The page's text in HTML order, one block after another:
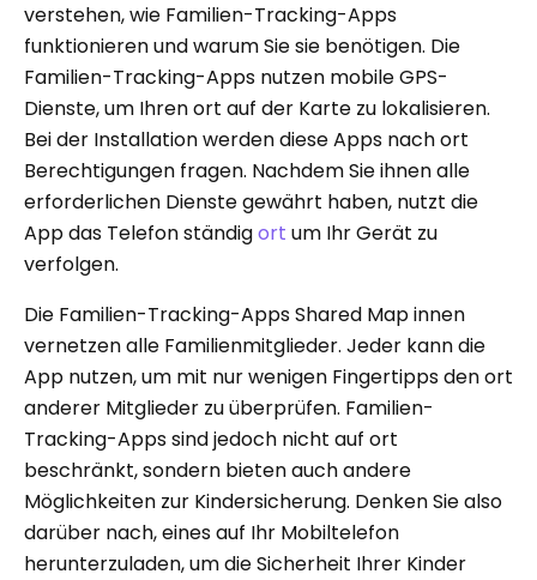
verstehen, wie Familien-Tracking-Apps
funktionieren und warum Sie sie benötigen. Die
Familien-Tracking-Apps nutzen mobile GPS-
Dienste, um Ihren ort auf der Karte zu lokalisieren.
Bei der Installation werden diese Apps nach ort
Berechtigungen fragen. Nachdem Sie ihnen alle
erforderlichen Dienste gewährt haben, nutzt die
App das Telefon ständigort um Ihr Gerät zu
verfolgen.
Die Familien-Tracking-Apps Shared Map innen
vernetzen alle Familienmitglieder. Jeder kann die
App nutzen, um mit nur wenigen Fingertipps den ort
anderer Mitglieder zu überprüfen. Familien-
Tracking-Apps sind jedoch nicht auf ort
beschränkt, sondern bieten auch andere
Möglichkeiten zur Kindersicherung. Denken Sie also
darüber nach, eines auf Ihr Mobiltelefon
herunterzuladen, um die Sicherheit Ihrer Kinder